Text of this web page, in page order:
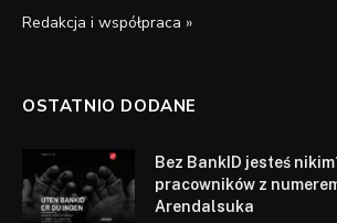
Redakcja i współpraca »
OSTATNIO DODANE
Bez BankID jesteś
pracowników z
Arendalsuka